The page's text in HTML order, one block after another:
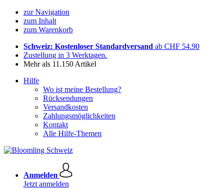
zur Navigation
zum Inhalt
zum Warenkorb
Schweiz: Kostenloser Standardversand ab CHF 54.90
Zustellung in 3 Werktagen.
Mehr als 11.150 Artikel
Hilfe
Wo ist meine Bestellung?
Rücksendungen
Versandkosten
Zahlungsmöglichkeiten
Kontakt
Alle Hilfe-Themen
Anmelden
Jetzt anmelden